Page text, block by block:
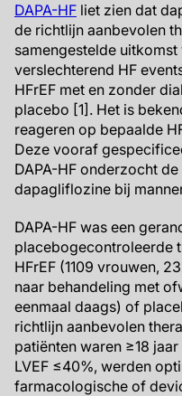
DAPA-HF liet zien dat
de richtlijn aanbevolen
samengestelde uitkomst
verslechterend HF
HFrEF met en zonder
placebo [1]. Het is
reageren op bepaalde
Deze vooraf
DAPA-HF onderzocht
dapagliflozine bij
DAPA-HF was een
placebogecontroleerde
HFrEF (1109 vrouwen,
naar behandeling met
eenmaal daags) of
richtlijn aanbevolen
patiënten waren ≥18
LVEF ≤40%, werden
farmacologische of